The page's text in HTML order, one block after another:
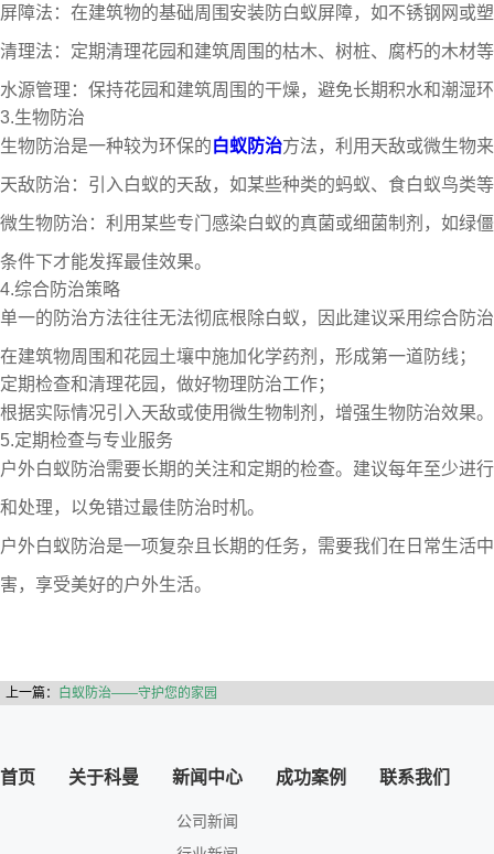
屏障法：在建筑物的基础周围安装防白蚁屏障，如不锈钢网或
清理法：定期清理花园和建筑周围的枯木、树桩、腐朽的木材
水源管理：保持花园和建筑周围的干燥，避免长期积水和潮湿
3.生物防治
生物防治是一种较为环保的白蚁防治方法，利用天敌或微生物
天敌防治：引入白蚁的天敌，如某些种类的蚂蚁、食白蚁鸟类
微生物防治：利用某些专门感染白蚁的真菌或细菌制剂，如绿
条件下才能发挥最佳效果。
4.综合防治策略
单一的防治方法往往无法彻底根除白蚁，因此建议采用综合防
在建筑物周围和花园土壤中施加化学药剂，形成第一道防线；
定期检查和清理花园，做好物理防治工作；
根据实际情况引入天敌或使用微生物制剂，增强生物防治效果。
5.定期检查与专业服务
户外白蚁防治需要长期的关注和定期的检查。建议每年至少进
和处理，以免错过最佳防治时机。
户外白蚁防治是一项复杂且长期的任务，需要我们在日常生活
害，享受美好的户外生活。
上一篇： 白蚁防治——守护您的家园
首页 关于科曼 新闻中心
公司新闻
成功案例 联系我们